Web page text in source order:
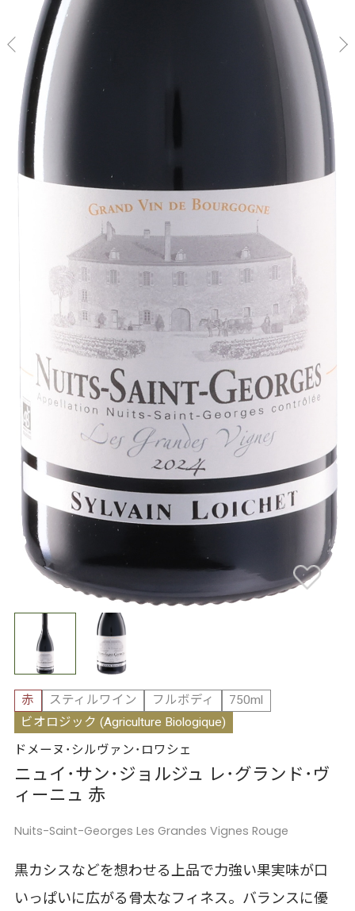
赤 スティルワイン フルボディ
750ml
ビオロジック (Agriculture Biologique)
ドメーヌ･シルヴァン･ロワシェ
ニュイ･サン･ジョルジュ レ･グランド･ヴ
ィーニュ 赤
Nuits-Saint-Georges Les Grandes Vignes Rouge
黒カシスなどを想わせる上品で力強い果実味が口
いっぱいに広がる骨太なフィネス。バランスに優